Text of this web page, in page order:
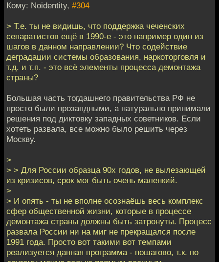
Кому: Noidentity, #304
> Т.е. ты не видишь, что поддержка чеченских
сепаратистов ещё в 1990-е - это например один из
шагов в данном направлении? Что содействие
деградации системы образования, наркоторговля и
т.д. и т.п. - это всё элементы процесса демонтажа
страны?
Большая часть тогдашнего правительства РФ не
просто были прозапдными, а натурально принимали
решения под диктовку западных советников. Если
хотеть развала, все можно было решить через
Москву.
>
> > Для России образца 90х годов, не вылезающей
из кризисов, срок мог быть очень маленкий.
>
> И опять - ты не вполне осознаёшь весь комплекс
сфер общественной жизни, которые в процессе
демонтажа страны должны быть затронуты. Процесс
развала России ни на миг не прекращался после
1991 года. Просто вот такими вот темпами
реализуется данная программа - пошагово, т.к. по